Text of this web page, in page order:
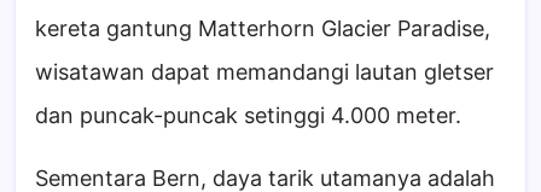
kereta gantung Matterhorn Glacier Paradise,
wisatawan dapat memandangi lautan gletser
dan puncak-puncak setinggi 4.000 meter.
Sementara Bern, daya tarik utamanya adalah